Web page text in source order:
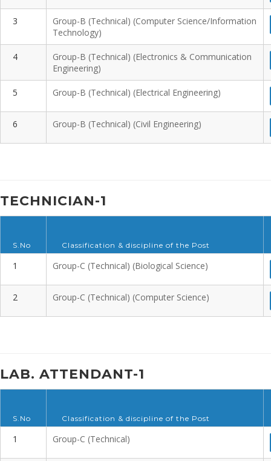
3
Group-B (Technical) (Computer Science/Information
Technology)
4
Group-B (Technical) (Electronics & Communication
Engineering)
5 Group-B (Technical) (Electrical Engineering)
6 Group-B (Technical) (Civil Engineering)
TECHNICIAN-1
S.No Classification & discipline of the Post
1 Group-C (Technical) (Biological Science)
2 Group-C (Technical) (Computer Science)
LAB. ATTENDANT-1
S.No Classification & discipline of the Post
1 Group-C (Technical)